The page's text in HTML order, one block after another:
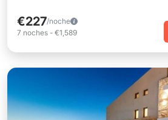
€227/noche
7 noches - €1,589